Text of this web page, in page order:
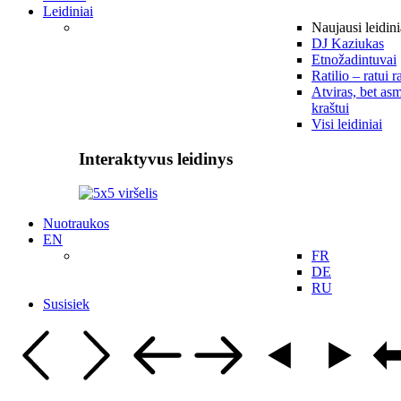
Leidiniai
Naujausi
DJ Kaziukas
Etnožadintuvai
Ratilio – ratui
Atviras, bet
kraštui
Visi leidiniai
Interaktyvus leidinys
Nuotraukos
EN
FR
DE
RU
Susisiek